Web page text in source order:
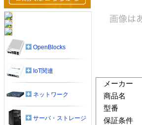
メーカー
商品名
型番
保証条件
OpenBlocks
IoT関連
ネットワーク
サーバ・ストレージ